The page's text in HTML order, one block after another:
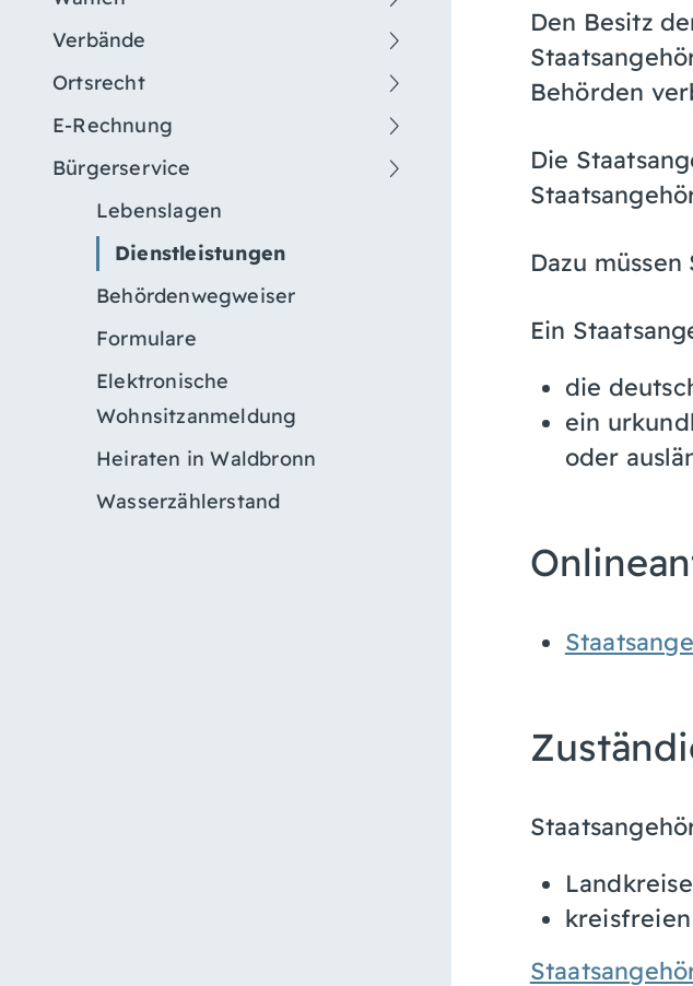
Verbände
Ortsrecht
E-Rechnung
Bürgerservice
Lebenslagen
Dienstleistungen
Behördenwegweiser
Formulare
Elektronische
Wohnsitzanmeldung
Heiraten in Waldbronn
Wasserzählerstand
Den Besitz
Behörden
Die
Dazu
Ein
die
ein
oder